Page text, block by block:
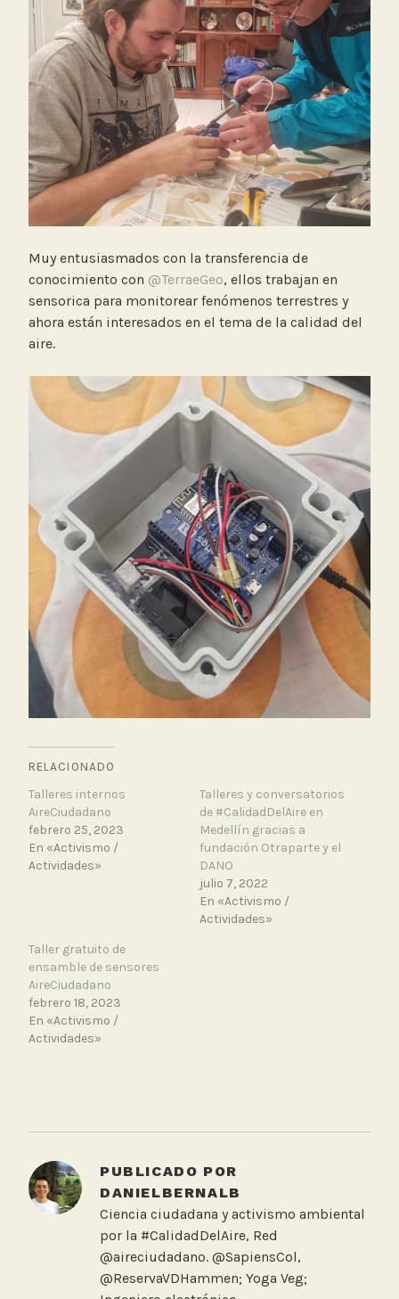
Muy entusiasmados con la transferencia de
conocimiento con @TerraeGeo, ellos trabajan en
sensorica para monitorear fenómenos terrestres y
ahora están interesados en el tema de la calidad del
aire.
RELACIONADO
Talleres internos
AireCiudadano
febrero 25, 2023
En «Activismo /
Actividades»
Talleres y conversatorios
de #CalidadDelAire en
Medellín gracias a
fundación Otraparte y el
DANO
julio 7, 2022
En «Activismo /
Actividades»
Taller gratuito de
ensamble de sensores
AireCiudadano
febrero 18, 2023
En «Activismo /
Actividades»
e
d
PUBLICADO POR
DANIELBERNALB
Ciencia ciudadana y activismo ambiental
por la #CalidadDelAire, Red
@aireciudadano. @SapiensCol,
@ReservaVDHammen; Yoga Veg;